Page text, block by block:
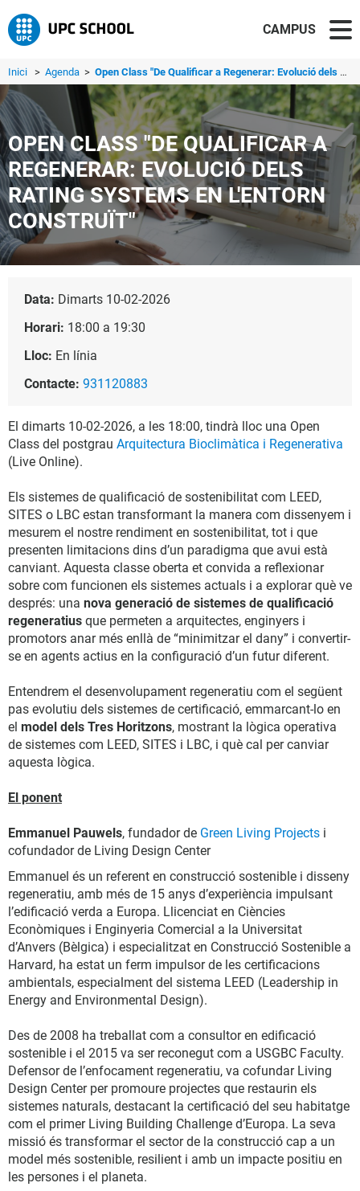
CAMPUS
Inici > Agenda > Open Class "De Qualificar a Regenerar: Evolució dels Rati...
OPEN CLASS "DE QUALIFICAR A
REGENERAR: EVOLUCIÓ DELS
RATING SYSTEMS EN L'ENTORN
CONSTRUÏT"
Data: Dimarts 10-02-2026
Horari: 18:00 a 19:30
Lloc: En línia
Contacte: 931120883
El dimarts 10-02-2026, a les 18:00, tindrà lloc una Open
Class del postgrau Arquitectura Bioclimàtica i Regenerativa
(Live Online).
Els sistemes de qualificació de sostenibilitat com LEED,
SITES o LBC estan transformant la manera com dissenyem i
mesurem el nostre rendiment en sostenibilitat, tot i que
presenten limitacions dins d’un paradigma que avui està
canviant. Aquesta classe oberta et convida a reflexionar
sobre com funcionen els sistemes actuals i a explorar què ve
després: una nova generació de sistemes de qualificació
regeneratius que permeten a arquitectes, enginyers i
promotors anar més enllà de “minimitzar el dany” i convertir-
se en agents actius en la configuració d’un futur diferent.
Entendrem el desenvolupament regeneratiu com el següent
pas evolutiu dels sistemes de certificació, emmarcant-lo en
el model dels Tres Horitzons, mostrant la lògica operativa
de sistemes com LEED, SITES i LBC, i què cal per canviar
aquesta lògica.
El ponent
Emmanuel Pauwels, fundador de Green Living Projects i
cofundador de Living Design Center
Emmanuel és un referent en construcció sostenible i disseny
regeneratiu, amb més de 15 anys d’experiència impulsant
l’edificació verda a Europa. Llicenciat en Ciències
Econòmiques i Enginyeria Comercial a la Universitat
d’Anvers (Bèlgica) i especialitzat en Construcció Sostenible a
Harvard, ha estat un ferm impulsor de les certificacions
ambientals, especialment del sistema LEED (Leadership in
Energy and Environmental Design).
Des de 2008 ha treballat com a consultor en edificació
sostenible i el 2015 va ser reconegut com a USGBC Faculty.
Defensor de l’enfocament regeneratiu, va cofundar Living
Design Center per promoure projectes que restaurin els
sistemes naturals, destacant la certificació del seu habitatge
com el primer Living Building Challenge d’Europa. La seva
missió és transformar el sector de la construcció cap a un
model més sostenible, resilient i amb un impacte positiu en
les persones i el planeta.